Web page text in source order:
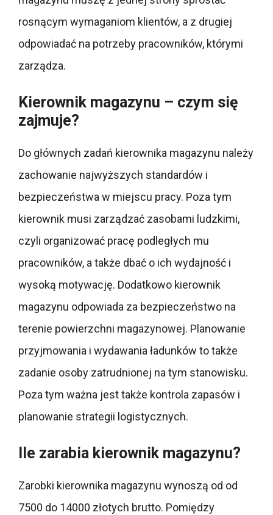
rosnącym wymaganiom klientów, a z drugiej
odpowiadać na potrzeby pracowników, którymi
zarządza.
Kierownik magazynu – czym się
zajmuje?
Do głównych zadań kierownika magazynu należy
zachowanie najwyższych standardów i
bezpieczeństwa w miejscu pracy. Poza tym
kierownik musi zarządzać zasobami ludzkimi,
czyli organizować pracę podległych mu
pracowników, a także dbać o ich wydajność i
wysoką motywację. Dodatkowo kierownik
magazynu odpowiada za bezpieczeństwo na
terenie powierzchni magazynowej. Planowanie
przyjmowania i wydawania ładunków to także
zadanie osoby zatrudnionej na tym stanowisku.
Poza tym ważna jest także kontrola zapasów i
planowanie strategii logistycznych.
Ile zarabia kierownik magazynu?
Zarobki kierownika magazynu wynoszą od od
7500 do 14000 złotych brutto. Pomiędzy